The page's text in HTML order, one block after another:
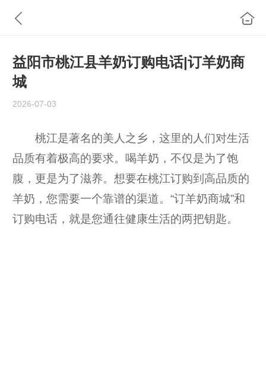
益阳市桃江县羊奶订购电话|订羊奶商
城
2026-07-03
桃江是著名的美人之乡，这里的人们对生活
品质有着极高的要求。喝羊奶，不仅是为了饱
腹，更是为了滋养。想要在桃江订购到高品质的
羊奶，您需要一个靠谱的渠道。“订羊奶商城”和
订购电话，就是您通往健康生活的两把钥匙。